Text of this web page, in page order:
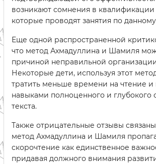
возникают сомнения в квалификации
которые проводят занятия по
Еще одной распространенной
что метод Ахмадуллина и Шамиля
причиной неправильной
Некоторые дети, используя этот
тратить меньше времени на чтение и
навыками полноценного и глубокого
текста.
Также отрицательные отзывы
метод Ахмадуллина и Шамиля
скорочтение как единственное
придавая должного внимания